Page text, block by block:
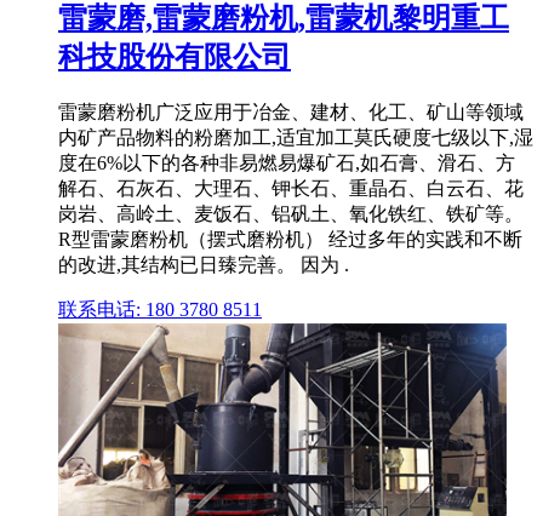
雷蒙磨,雷蒙磨粉机,雷蒙机黎明重工
科技股份有限公司
雷蒙磨粉机广泛应用于冶金、建材、化工、矿山等领域
内矿产品物料的粉磨加工,适宜加工莫氏硬度七级以下,湿
度在6%以下的各种非易燃易爆矿石,如石膏、滑石、方
解石、石灰石、大理石、钾长石、重晶石、白云石、花
岗岩、高岭土、麦饭石、铝矾土、氧化铁红、铁矿等。
R型雷蒙磨粉机（摆式磨粉机） 经过多年的实践和不断
的改进,其结构已日臻完善。 因为 .
联系电话: 180 3780 8511